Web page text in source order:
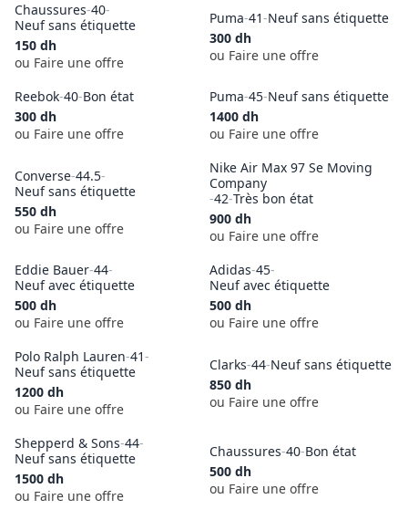
Chaussures-40-
Neuf sans étiquette
150 dh
ou Faire une offre
Puma-41-Neuf sans étiquette
300 dh
ou Faire une offre
Reebok-40-Bon état
300 dh
ou Faire une offre
Puma-45-Neuf sans étiquette
1400 dh
ou Faire une offre
Converse-44.5-
Neuf sans étiquette
550 dh
ou Faire une offre
Nike Air Max 97 Se Moving
Company
-42-Très bon état
900 dh
ou Faire une offre
Eddie Bauer-44-
Neuf avec étiquette
500 dh
ou Faire une offre
Adidas-45-
Neuf avec étiquette
500 dh
ou Faire une offre
Polo Ralph Lauren-41-
Neuf sans étiquette
1200 dh
ou Faire une offre
Clarks-44-Neuf sans étiquette
850 dh
ou Faire une offre
Shepperd & Sons-44-
Neuf sans étiquette
1500 dh
ou Faire une offre
Chaussures-40-Bon état
500 dh
ou Faire une offre